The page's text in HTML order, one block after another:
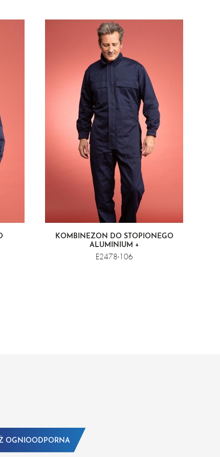
KOMBINEZON DO STOPIONEGO
ALUMINIUM +
E2478-106
OGNIOODPORNA